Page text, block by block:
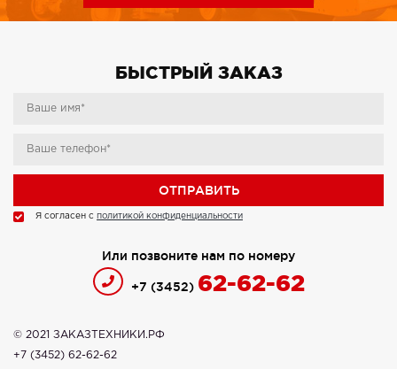
БЫСТРЫЙ ЗАКАЗ
Я согласен с политикой конфиденциальности
Или позвоните нам по номеру
+7 (3452) 62-62-62
© 2021 ЗАКАЗТЕХНИКИ.РФ
+7 (3452) 62-62-62